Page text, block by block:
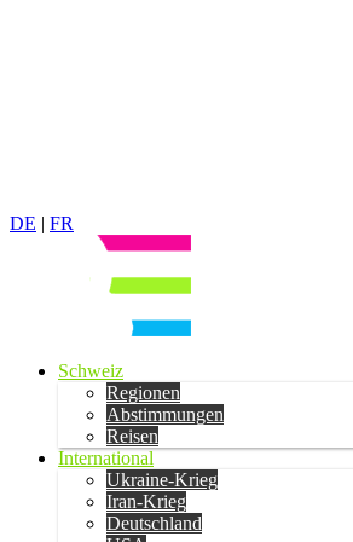
DE | FR
Schweiz
Regionen
Abstimmungen
Reisen
International
Ukraine-Krieg
Iran-Krieg
Deutschland